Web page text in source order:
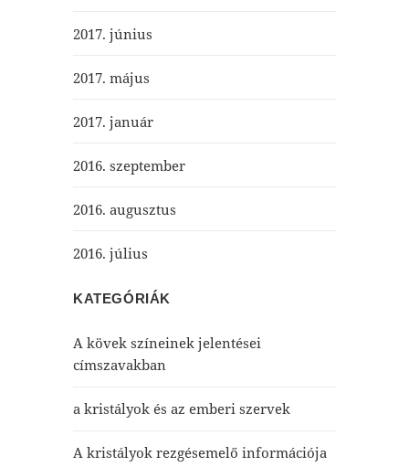
2017. június
2017. május
2017. január
2016. szeptember
2016. augusztus
2016. július
KATEGÓRIÁK
A kövek színeinek jelentései
címszavakban
a kristályok és az emberi szervek
A kristályok rezgésemelő információja